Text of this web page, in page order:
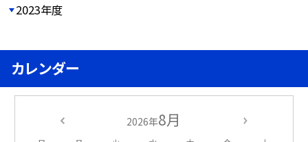
2023年度
カレンダー
2026年8月